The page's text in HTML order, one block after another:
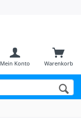
Warenkorb
Mein Konto